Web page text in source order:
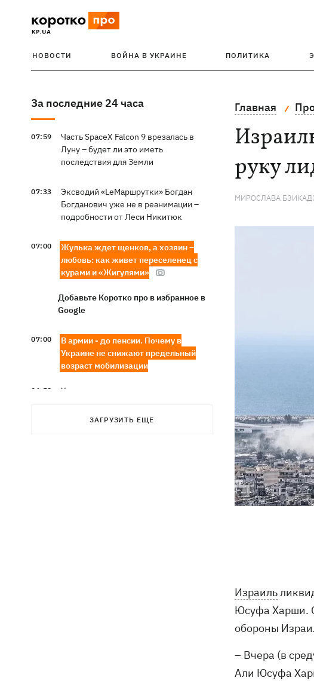
НОВОСТИ ВОЙНА В УКРАИНЕ ПОЛИТИКА
За последние 24 часа
07:59
Часть SpaceX Falcon 9 врезалась в
Луну – будет ли это иметь
последствия для Земли
07:33
Эксводий «LeМаршрутки» Богдан
Богданович уже не в реанимации –
подробности от Леси Никитюк
07:00
Жулька ждет щенков, а хозяин –
любовь: как живет переселенец с
курами и «Жигулями»
Добавьте Коротко про в избранное в
Google
07:00
В армии - до пенсии. Почему в
Украине не снижают предельный
возраст мобилизации
06:58
Украинские прыгуны завоевали
ЗАГРУЗИТЬ ЕЩЕ
Главная
руку
МИРОСЛАВА
Израиль
Юсуфа Харши.
обороны
– Вчера (в
Али Юсуфа